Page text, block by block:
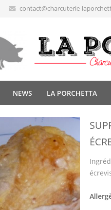
contact@charcuterie-
NEWS LA PORCHETTA